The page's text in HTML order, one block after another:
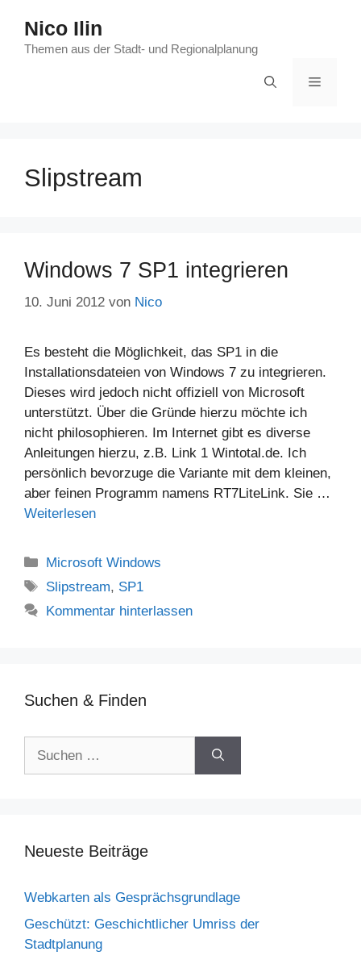
Inhalt
springen
Nico Ilin
Themen aus der Stadt- und Regionalplanung
Menü
Slipstream
Windows 7 SP1 integrieren
10. Juni 2012 von Nico
Es besteht die Möglichkeit, das SP1 in die
Installationsdateien von Windows 7 zu integrieren.
Dieses wird jedoch nicht offiziell von Microsoft
unterstützt. Über die Gründe hierzu möchte ich
nicht philosophieren. Im Internet gibt es diverse
Anleitungen hierzu, z.B. Link 1 Wintotal.de. Ich
persönlich bevorzuge die Variante mit dem kleinen,
aber feinen Programm namens RT7LiteLink. Sie …
Weiterlesen
Kategorien
Microsoft Windows
Schlagwörter
Slipstream, SP1
Kommentar hinterlassen
Suchen & Finden
Neueste Beiträge
Webkarten als Gesprächsgrundlage
Geschützt: Geschichtlicher Umriss der
Stadtplanung